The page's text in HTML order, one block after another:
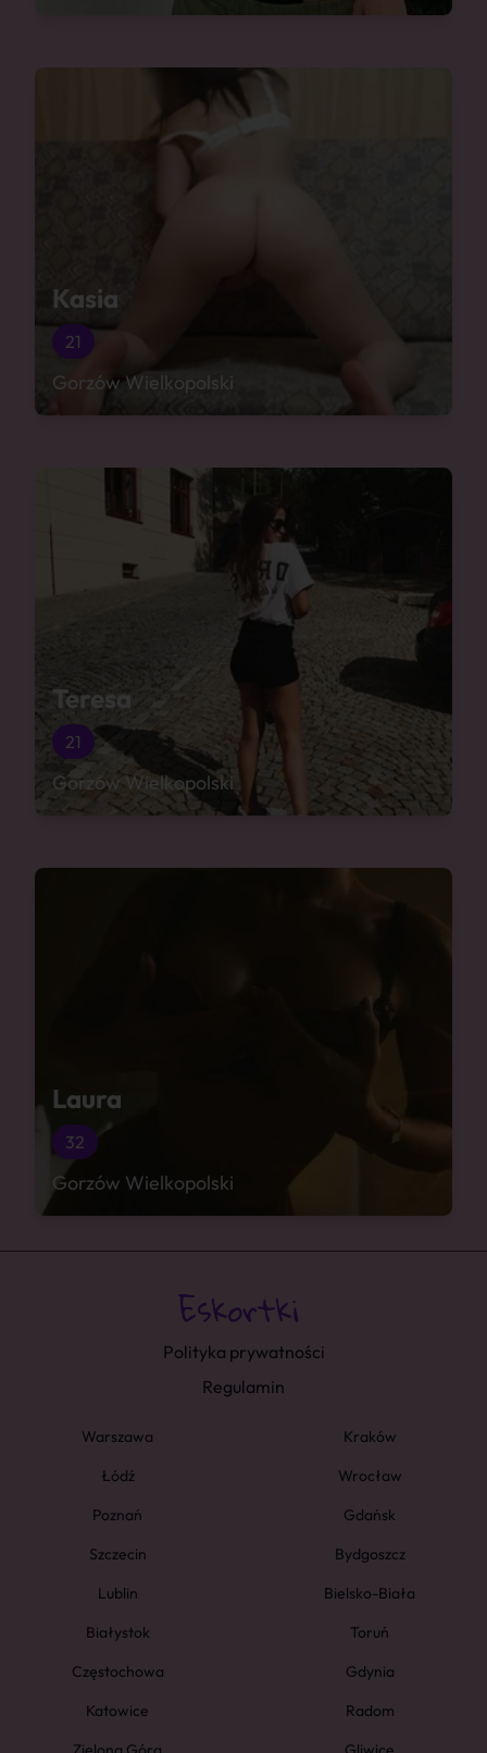
Kasia
21
Gorzów Wielkopolski
Teresa
21
Gorzów Wielkopolski
Laura
32
Gorzów Wielkopolski
Polityka prywatności
Regulamin
Warszawa
Kraków
Łódź
Wrocław
Poznań
Gdańsk
Szczecin
Bydgoszcz
Lublin
Bielsko-Biała
Białystok
Toruń
Częstochowa
Gdynia
Katowice
Radom